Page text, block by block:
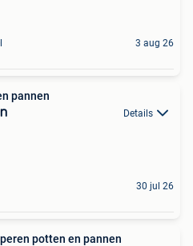
3 aug 26
pannen
Details
30 jul 26
potten en pannen